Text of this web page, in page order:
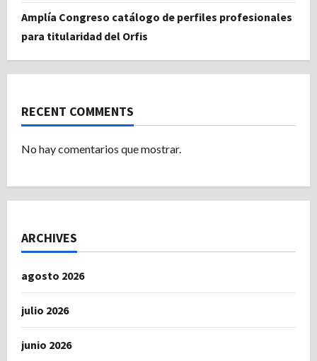
Amplía Congreso catálogo de perfiles profesionales
para titularidad del Orfis
RECENT COMMENTS
No hay comentarios que mostrar.
ARCHIVES
agosto 2026
julio 2026
junio 2026